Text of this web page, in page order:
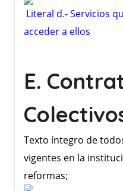
Literal d.- Servicios
acceder a ellos
E.
Texto íntegro de
vigentes en la
reformas;